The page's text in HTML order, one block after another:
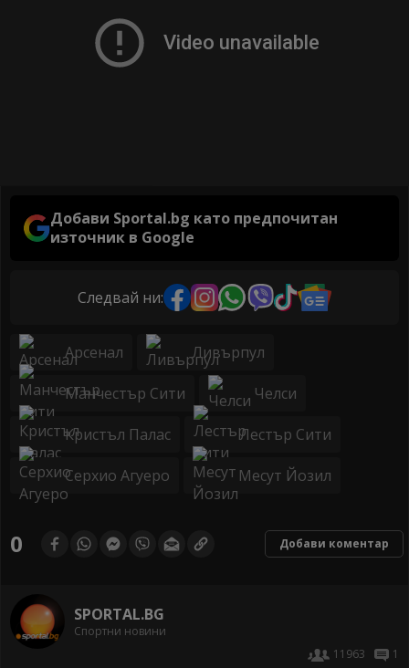
Добави Sportal.bg като предпочитан
източник в Google
Следвай ни:
Арсенал Ливърпул
Манчестър Сити Челси
Кристъл Палас Лестър Сити
Серхио Агуеро Месут Йозил
0 Добави коментар
SPORTAL.BG
Спортни новини
11963
1